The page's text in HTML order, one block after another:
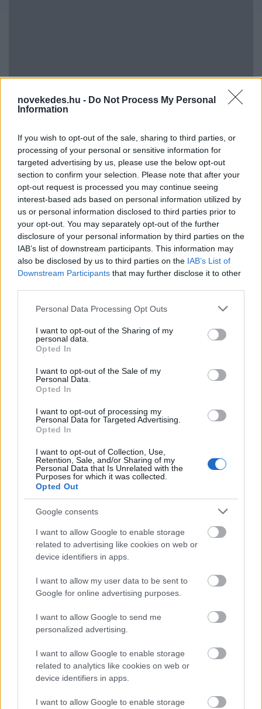
novekedes.hu - Do Not Process My Personal
Information
If you wish to opt-out of the sale, sharing to third parties, or
processing of your personal or sensitive information for
targeted advertising by us, please use the below opt-out
section to confirm your selection. Please note that after your
opt-out request is processed you may continue seeing
interest-based ads based on personal information utilized by
us or personal information disclosed to third parties prior to
your opt-out. You may separately opt-out of the further
disclosure of your personal information by third parties on the
IAB’s list of downstream participants. This information may
also be disclosed by us to third parties on the IAB’s List of
Downstream Participants that may further disclose it to other
Please note that this website/app uses one or more Google
not limited to your visit or usage behaviour. You may click to
grant or deny consent to Google and its third-party tags to
use your data for below specified purposes in below Google
consent section.
Personal Data Processing Opt Outs
I want to opt-out of the Sharing of my
personal data.
Opted In
I want to opt-out of the Sale of my
Personal Data.
Opted In
I want to opt-out of processing my
Personal Data for Targeted Advertising.
Opted In
I want to opt-out of Collection, Use,
Retention, Sale, and/or Sharing of my
Personal Data that Is Unrelated with the
Purposes for which it was collected.
Opted Out
Google consents
I want to allow Google to enable storage
related to advertising like cookies on web or
device identifiers in apps.
I want to allow my user data to be sent to
Google for online advertising purposes.
I want to allow Google to send me
personalized advertising.
I want to allow Google to enable storage
related to analytics like cookies on web or
device identifiers in apps.
I want to allow Google to enable storage
ELEMZÉSEK 2026. júl. 21.
Uniós források: íme a teendők, amelyek a
Minden idők legjövedelmezőbbje és
legdrágábbja volt az amerikai foci vb -
gyorsmérleg
HÍREK 2026. júl. 20.
Mi lett Alain Delon vagyonával? Adóhatósági
csavar a sztoriban
HÍREK 2026. júl. 19.